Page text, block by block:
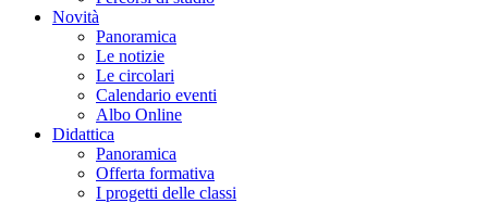
Novità
Panoramica
Le notizie
Le circolari
Calendario eventi
Albo Online
Didattica
Panoramica
Offerta formativa
I progetti delle classi